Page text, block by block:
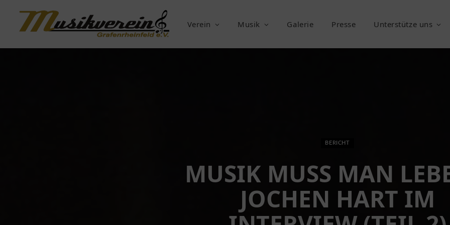
Verein Musik Galerie Presse Unterstütze uns
BERICHT
MUSIK MUSS MAN
JOCHEN HART IM